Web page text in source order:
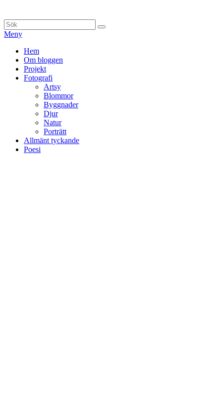
till
innehåll
Sök
efter:
Sök
Meny
Primär
meny
Hem
Om bloggen
Projekt
Fotografi
Artsy
Blommor
Byggnader
Djur
Natur
Porträtt
Allmänt tyckande
Poesi